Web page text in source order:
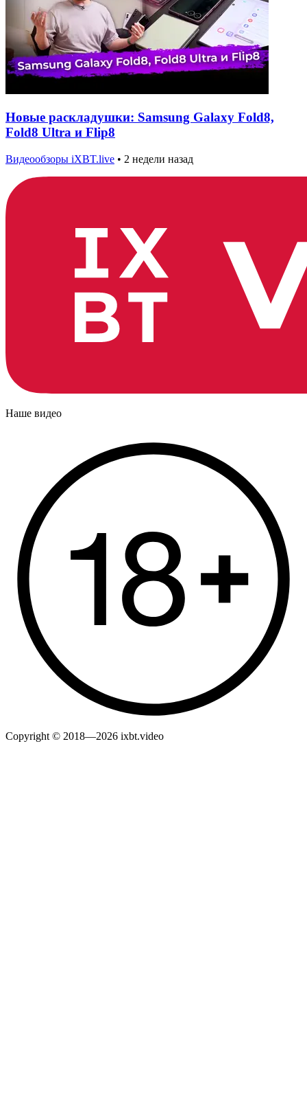
Новые раскладушки: Samsung Galaxy Fold8,
Fold8 Ultra и Flip8
Видеообзоры iXBT.live • 2 недели назад
Наше видео
Copyright © 2018—2026 ixbt.video